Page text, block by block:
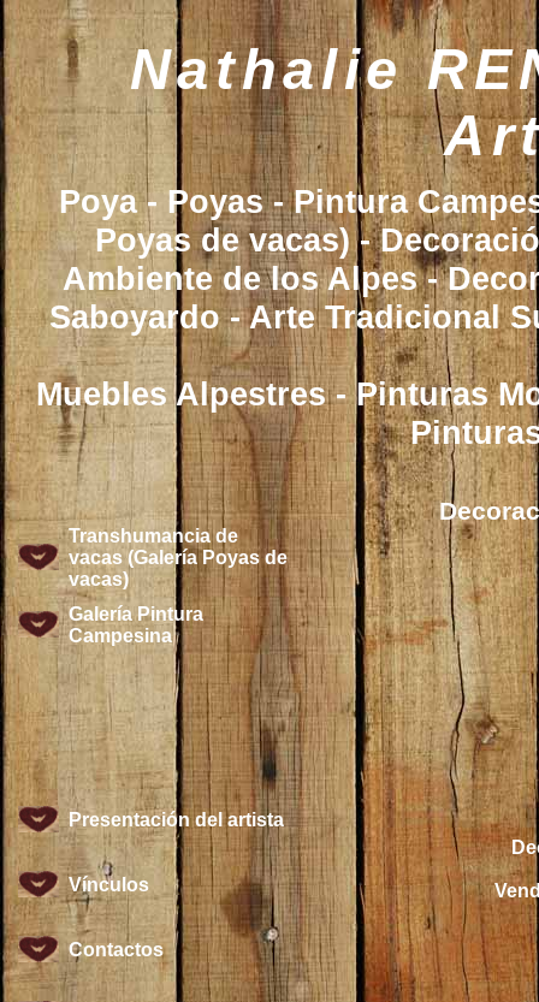
Nathalie
Poya - Poyas - Pintura
Poyas de vacas) -
Ambiente de los Alpes -
Saboyardo - Arte Tradicional
Muebles Alpestres - Pinturas
Transhumancia de
vacas (Galería Poyas de
vacas)
Galería Pintura
Campesina
Presentación del artista
Vínculos
Contactos